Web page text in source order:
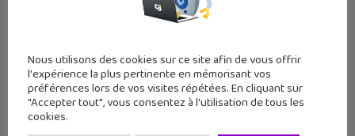
4 romans ado pour débuter l’été
Nous utilisons des cookies sur ce site afin de vous offrir
l'expérience la plus pertinente en mémorisant vos
préférences lors de vos visites répétées. En cliquant sur
"Accepter tout", vous consentez à l'utilisation de tous les
cookies.